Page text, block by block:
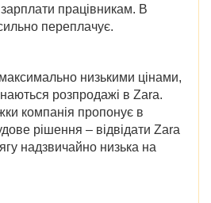
зарплати працівникам. В
переплачує.
низькими цінами,
розпродажі в Zara.
компанія пропонує в
рішення – відвідати Zara
надзвичайно низька на